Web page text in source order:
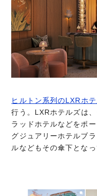
ヒルトン系列のLXRホ
行う。LXRホテルズは
ラッドホテルなどをポ
グジュアリーホテルブ
ルなどもその傘下となっ